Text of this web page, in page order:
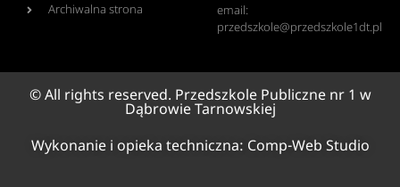
Archiwalna strona
email:
przedszkole@przedszkole1dt.pl
© All rights reserved. Przedszkole Publiczne nr 1 w
Dąbrowie Tarnowskiej
Wykonanie i opieka techniczna: Comp-Web Studio